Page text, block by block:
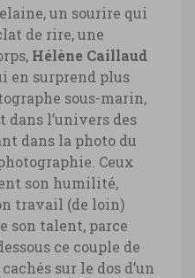
un sourire qui
de rire, une
Hélène Caillaud
en surprend plus
sous-marin,
l’univers des
dans la photo du
Ceux
son humilité,
travail (de loin)
son talent, parce
ce couple de
sur le dos d’un